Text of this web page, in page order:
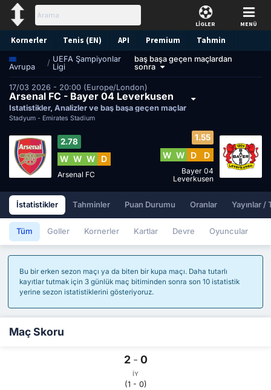
LİGLER MENÜ
Kornerler Tenis (EN) API Premium Tahmin
Avrupa / UEFA Şampiyonlar
Ligi
baş başa geçen maçlardan
sonra
17/03 2026 - 20:00 (Europe/London)
Arsenal FC - Bayer 04 Leverkusen
İstatistikler, Analizler ve baş başa geçen maçlar
Stadyum - Emirates Stadium
2.78
W W W D
Arsenal FC
1.55
W W D D
Bayer 04
Leverkusen
İstatistikler Tahminler Puan Durumu Oranlar Yayınlar /
Tüm Goller Kornerler Kartlar Devre Oyuncular
Bu bir erken sezon maçı ya da biten bir kupa maçı. Daha tutarlı
kayıtlar tutmak için 3 günlük maç bitiminden sonra son 10 istatistik
yerine sezon istatistiklerini gösteriyoruz.
Maç Skoru
2 - 0
İY
(1 - 0)